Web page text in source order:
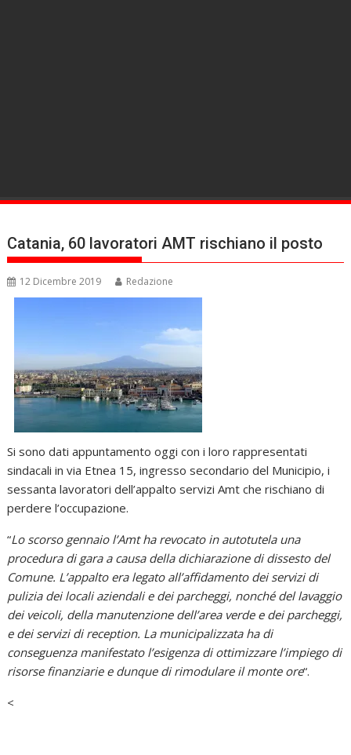
Catania, 60 lavoratori AMT rischiano il posto
12 Dicembre 2019 Redazione
Si sono dati appuntamento oggi con i loro rappresentati
sindacali in via Etnea 15, ingresso secondario del Municipio, i
sessanta lavoratori dell’appalto servizi Amt che rischiano di
perdere l’occupazione.
“Lo scorso gennaio l’Amt ha revocato in autotutela una
procedura di gara a causa della dichiarazione di dissesto del
Comune. L’appalto era legato all’affidamento dei servizi di
pulizia dei locali aziendali e dei parcheggi, nonché del lavaggio
dei veicoli, della manutenzione dell’area verde e dei parcheggi,
e dei servizi di reception. La municipalizzata ha di
conseguenza manifestato l’esigenza di ottimizzare l’impiego di
risorse finanziarie e dunque di rimodulare il monte ore“.
<